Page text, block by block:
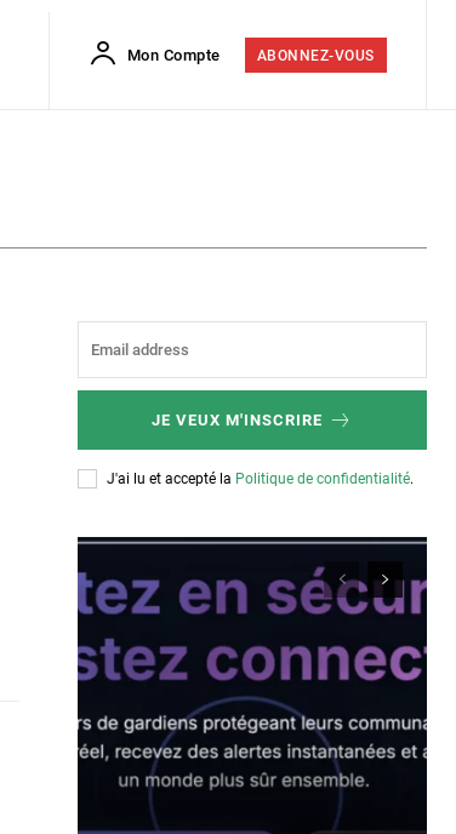
Mon Compte ABONNEZ-VOUS
JE VEUX M'INSCRIRE
J'ai lu et accepté la Politique de confidentialité.